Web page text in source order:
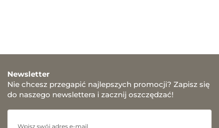
Newsletter
Nie chcesz przegapić najlepszych promocji? Zapisz się
do naszego newslettera i zacznij oszczędzać!